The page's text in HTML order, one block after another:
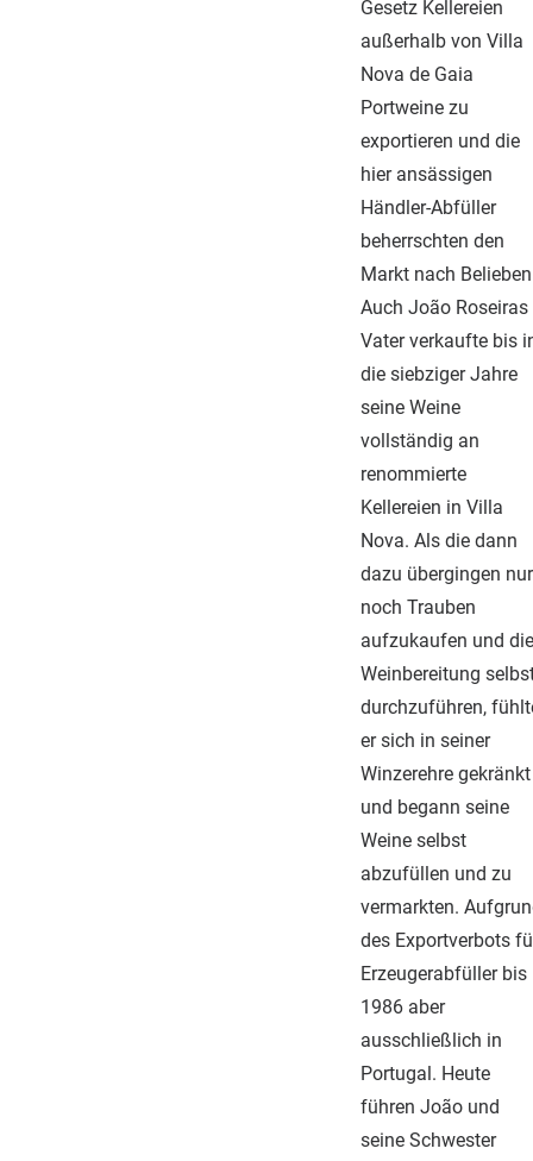
Gesetz Kellereien
außerhalb von Villa
Nova de Gaia
Portweine zu
exportieren und die
hier ansässigen
Händler-Abfüller
beherrschten den
Markt nach
Auch João Roseiras
Vater verkaufte bis
die siebziger Jahre
seine Weine
vollständig an
renommierte
Kellereien in Villa
Nova. Als die dann
dazu übergingen nur
noch Trauben
aufzukaufen und die
Weinbereitung
durchzuführen,
er sich in seiner
Winzerehre gekränkt
und begann seine
Weine selbst
abzufüllen und zu
vermarkten.
des Exportverbots
Erzeugerabfüller bis
1986 aber
ausschließlich in
Portugal. Heute
führen João und
seine Schwester